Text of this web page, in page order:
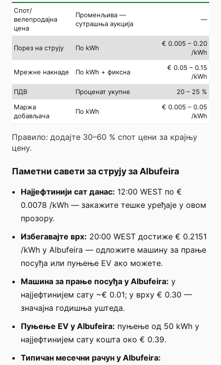
Спот/
велепродајна
цена
Променљива —
сутрашња аукција
—
Порез на струју По kWh
€ 0.005 – 0.20
/kWh
Мрежне накнаде По kWh + фиксна
€ 0.05 – 0.15
/kWh
ПДВ
Проценат укупне
20 – 25 %
Маржа
добављача
По kWh
€ 0.005 – 0.05
/kWh
Правило: додајте 30–60 % спот цени за крајњу
цену.
Паметни савети за струју за Albufeira
Најјефтинији сат данас: 12:00 WEST по €
0.0078 /kWh — закажите тешке уређаје у овом
прозору.
Избегавајте врх: 20:00 WEST достиже € 0.2151
/kWh у Albufeira — одложите машину за прање
посуђа или пуњење EV ако можете.
Машина за прање посуђа у Albufeira: у
најјефтинијем сату ~€ 0.01; у врху € 0.30 —
значајна годишња уштеда.
Пуњење EV у Albufeira: пуњење од 50 kWh у
најјефтинијем сату кошта око € 0.39.
Типичан месечни рачун у Albufeira: